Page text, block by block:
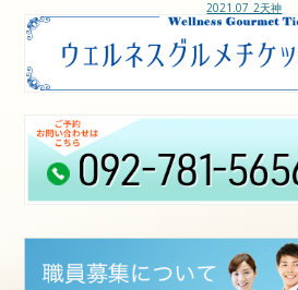
2021.07_2天神